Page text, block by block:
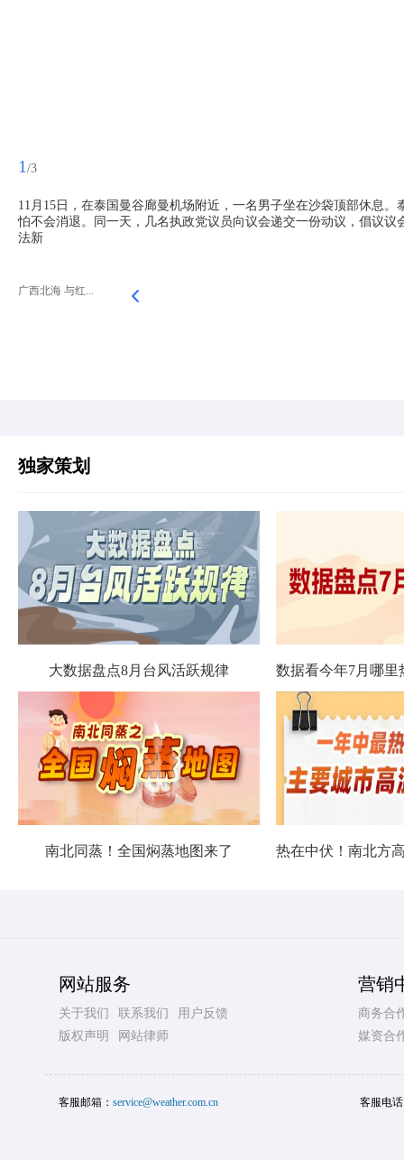
1 /3
11月15日，在泰国曼谷廊曼机场附近，一名男子坐在沙袋顶部休息
怕不会消退。同一天，几名执政党议员向议会递交一份动议，倡议
法新
广西北海 与红...
独家策划
大数据盘点8月台风活跃规律
南北同蒸！全国焖蒸地图来了
网站服务
关于我们 联系我们
用户反馈
版权声明
网站律师
营销
商务合
媒资合
客服邮箱： service@weather.com.cn 客服电